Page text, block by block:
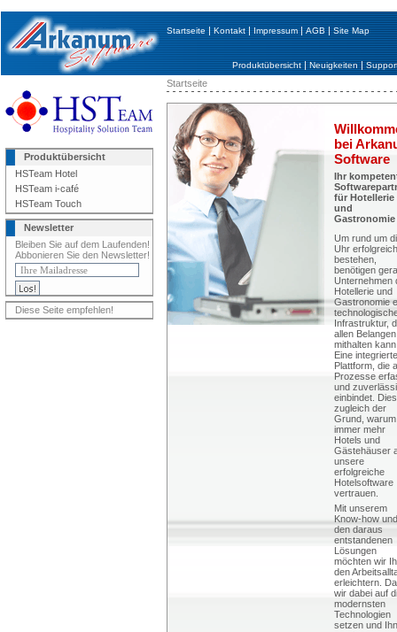
Startseite|Kontakt|Impressum|AGB|Site Map
Produktübersicht|Neuigkeiten|
Produktübersicht
HSTeam Hotel
HSTeam i-café
HSTeam Touch
Newsletter
Bleiben Sie auf dem Laufenden!
Abbonieren Sie den Newsletter!
Diese Seite empfehlen!
Startseite
bei
Software
Ihr
für Hotellerie
und
Gastronomie
Um rund um
Uhr
bestehen,
benötigen
Unternehmen
Hotellerie und
Gastronomie
Infrastruktur,
allen Belangen
mithalten
Eine integrierte
Plattform, die
Prozesse
und
einbindet.
zugleich der
Grund, warum
immer mehr
Hotels und
Gästehäuser
unsere
erfolgreiche
Hotelsoftware
vertrauen.
Mit unserem
Know-how und
den daraus
entstandenen
Lösungen
möchten wir
den
erleichtern.
wir dabei auf
modernsten
Technologien
setzen und